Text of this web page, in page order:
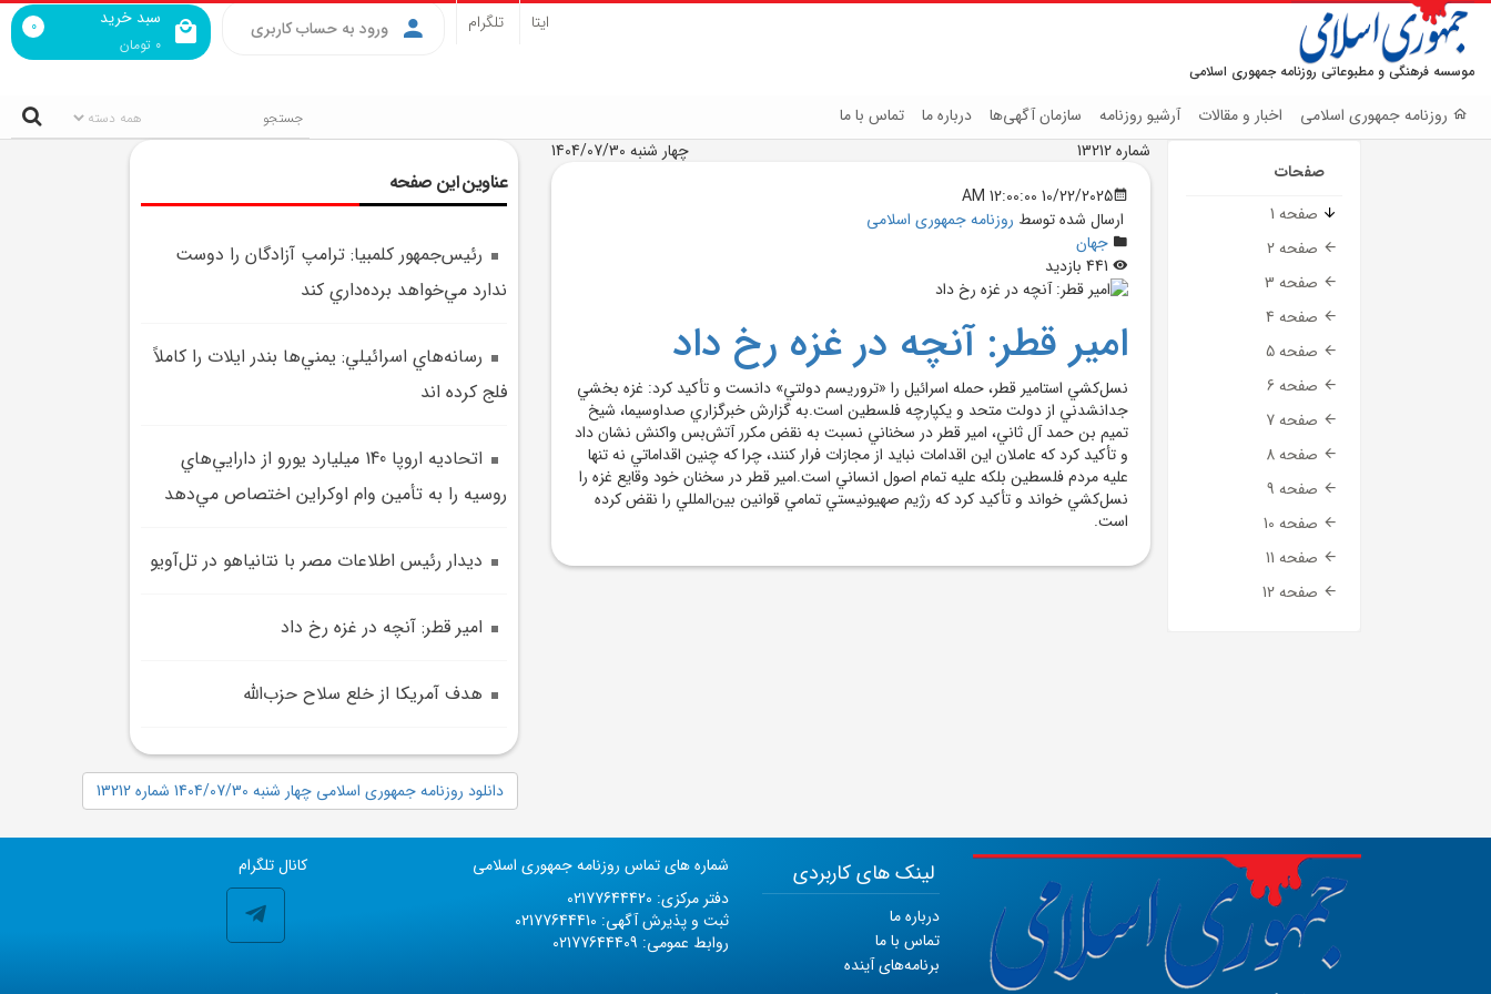
موسسه فرهنگی و مطبوعاتی روزنامه جمهوری اسلامی
سبد خرید
0 تومان
0 ورود به حساب کاربری ایتا تلگرام
روزنامه جمهوری اسلامی اخبار و مقالات آرشیو روزنامه سازمان آگهی‌ها درباره ما تماس با ما
صفحات
صفحه 1
صفحه 2
صفحه 3
صفحه 4
صفحه 5
صفحه 6
صفحه 7
صفحه 8
صفحه 9
صفحه 10
صفحه 11
صفحه 12
شماره 13212
چهار شنبه 1404/07/30
10/22/2025 12:00:00 AM
ارسال شده توسط روزنامه جمهوری اسلامی
جهان
امير قطر: آنچه در غزه رخ داد
نسل‌کشي استامير قطر، حمله اسرائيل را «تروريسم دولتي» دانست و تأکيد کرد: غزه بخشي
جدانشدني از دولت متحد و يکپارچه فلسطين است.به گزارش خبرگزاري صداوسيما، شيخ
تميم بن حمد آل ثاني، امير قطر در سخناني نسبت به نقض مکرر آتش‌بس واکنش نشان داد
و تأکيد کرد که عاملان اين اقدامات نبايد از مجازات فرار کنند، چرا که چنين اقداماتي نه تنها
عليه مردم فلسطين بلکه عليه تمام اصول انساني است.امير قطر در سخنان خود وقايع غزه را
نسل‌کشي خواند و تأکيد کرد که رژيم صهيونيستي تمامي قوانين بين‌المللي را نقض کرده
است.
عناوین این صفحه
رئيس‌جمهور کلمبيا: ترامپ آزادگان را دوست
ندارد مي‌خواهد برده‌داري کند
رسانه‌هاي اسرائيلي: يمني‌ها بندر ايلات را کاملاً
فلج کرده اند
اتحاديه اروپا 140 ميليارد يورو از دارايي‌هاي
روسيه را به تأمين وام اوکراين اختصاص مي‌دهد
ديدار رئيس اطلاعات مصر با نتانياهو در تل‌آويو
امير قطر: آنچه در غزه رخ داد
هدف آمريکا از خلع سلاح حزب‌الله
دانلود روزنامه جمهوری اسلامی چهار شنبه 1404/07/30 شماره 13212
کانال تلگرام
شماره های تماس روزنامه جمهوری اسلامی
دفتر مرکزی: 02177644420
ثبت و پذیرش آگهی: 02177644410
روابط عمومی: 02177644409
لینک های کاربردی
درباره ما
تماس با ما
برنامه‌های آینده